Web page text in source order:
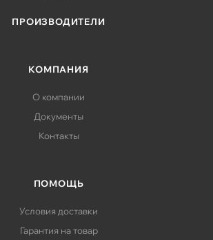
ПРОИЗВОДИТЕЛИ
КОМПАНИЯ
О компании
Документы
Контакты
ПОМОЩЬ
Условия доставки
Гарантия на товар